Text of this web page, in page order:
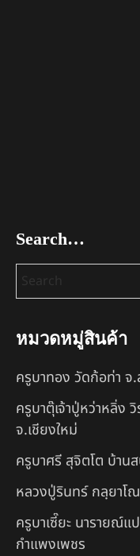
Search…
หมวดหมู่สินค้า
ครูบาทอง วัดก้อท่า จ
ครูบาตุ๊เจ้าปู่หว่าหลิ่ง
จ.เชียงใหม่
ครูบาศรี สุจิตโต บ้าน
หลวงปู่รินทร์ กลฺยาโ
ครูบาเซี๊ยะ นารายณ์
กำแพงเพชร